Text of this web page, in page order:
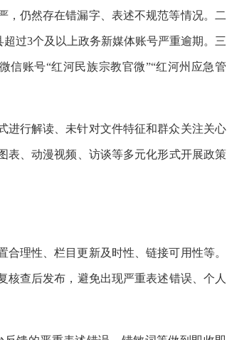
，仍然存在错漏字、表述不规范等情况。二
过3个及以上政务新媒体账号严重逾期。三
信账号“红河民族宗教官微”“红河州应急管
进行解读、未针对文件特征和群众关注关心
表、动漫视频、访谈等多元化形式开展政策
理性、栏目更新及时性、链接可用性等。
查后发布，避免出现严重表述错误、个人